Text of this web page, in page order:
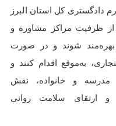
دادگستری کل استان البرز
از ظرفیت مراکز مشاوره و
شوند و در صورت
به‌موقع اقدام کنند و
مدرسه و خانواده، نقش
و ارتقای سلامت روانی